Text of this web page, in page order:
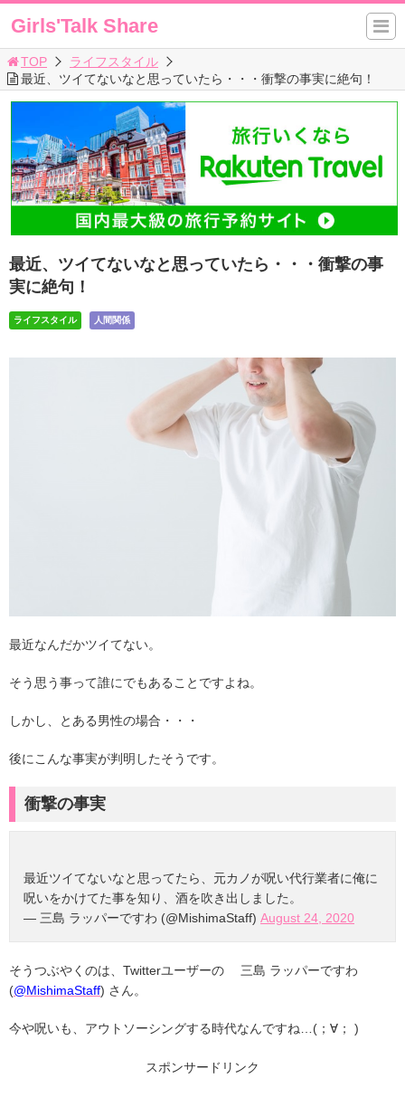
Girls'Talk Share
TOP
ライフスタイル
最近、ツイてないなと思っていたら・・・衝撃の事実に絶句！
最近、ツイてないなと思っていたら・・・衝撃の事
実に絶句！
ライフスタイル 人間関係
最近なんだかツイてない。
そう思う事って誰にでもあることですよね。
しかし、とある男性の場合・・・
後にこんな事実が判明したそうです。
衝撃の事実
最近ツイてないなと思ってたら、元カノが呪い代行業者に俺に
呪いをかけてた事を知り、酒を吹き出しました。
— 三島 ラッパーですわ (@MishimaStaff) August 24, 2020
そうつぶやくのは、Twitterユーザーの 三島 ラッパーですわ
(@MishimaStaff) さん。
今や呪いも、アウトソーシングする時代なんですね…(；∀； )
スポンサードリンク